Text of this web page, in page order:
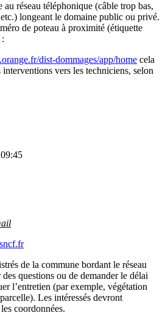
réseau téléphonique (câble trop bas,
etc.) longeant le domaine public ou privé.
de poteau à proximité (étiquette
dist-dommages/app/home cela
vers les techniciens, selon
de la commune bordant le réseau
questions ou de demander le délai
l’entretien (par exemple, végétation
Les intéressés devront
coordonnées.